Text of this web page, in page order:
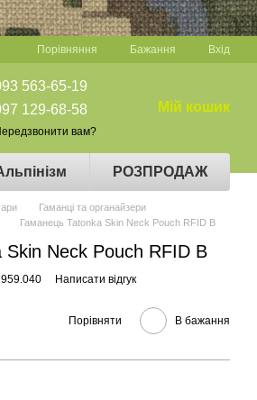
Порівняння Бажання Вхід
563-65-19
129-68-58
вам?
Мій кошик
РОЗПРОДАЖ
Гаманці та органайзери
Гаманець Tatonka Skin Neck Pouch RFID B
Skin Neck Pouch RFID B
Написати відгук
Порівняти В бажання